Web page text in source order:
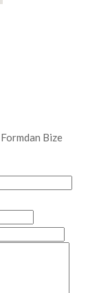
Bize